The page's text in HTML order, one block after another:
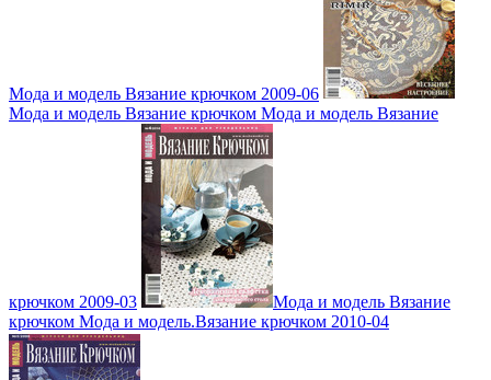
Мода и модель Вязание крючком 2009-06
Мода и модель Вязание крючком Мода и модель Вязание
крючком 2009-03
Мода и модель Вязание
крючком Мода и модель.Вязание крючком 2010-04